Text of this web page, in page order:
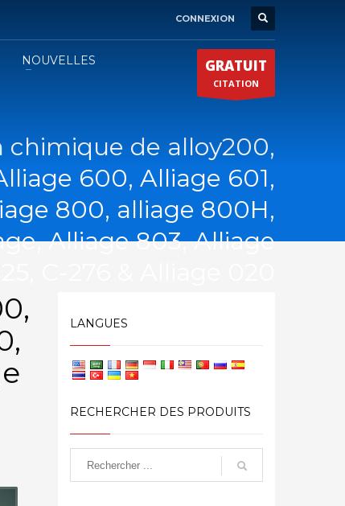
CONNEXION
NOUVELLES
GRATUIT
CITATION
chimique de alloy200,
600, Alliage 601,
800, alliage 800H,
Alliage 803, Alliage
LANGUES
RECHERCHER DES PRODUITS